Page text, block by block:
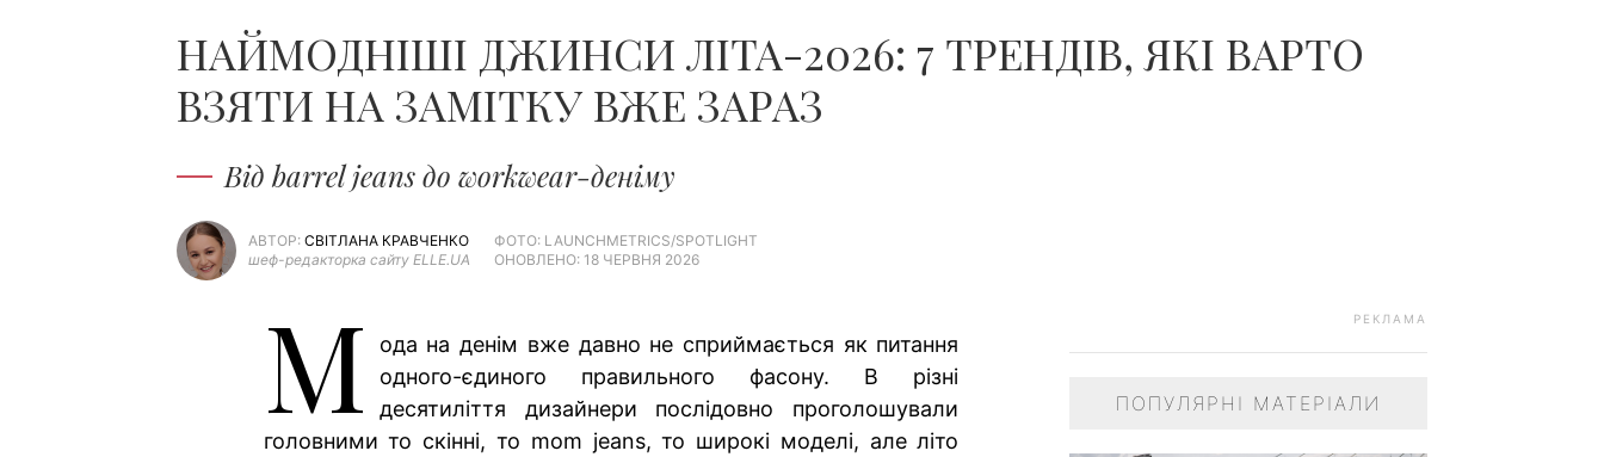
НАЙМОДНІШІ ДЖИНСИ ЛІТА-2026: 7 ТРЕНДІВ, ЯКІ ВАРТО
ВЗЯТИ НА ЗАМІТКУ ВЖЕ ЗАРАЗ
Від barrel jeans до workwear-деніму
АВТОР: СВІТЛАНА КРАВЧЕНКО
шеф-редакторка сайту ELLE.UA
ФОТО: LAUNCHMETRICS/SPOTLIGHT
ОНОВЛЕНО: 18 ЧЕРВНЯ 2026
М
ода на денім вже давно не сприймається як питання
одного-єдиного правильного фасону. В різні
десятиліття дизайнери послідовно проголошували
головними то скінні, то mom jeans, то широкі моделі, але літо
РЕКЛАМА
ПОПУЛЯРНІ МАТЕРІАЛИ